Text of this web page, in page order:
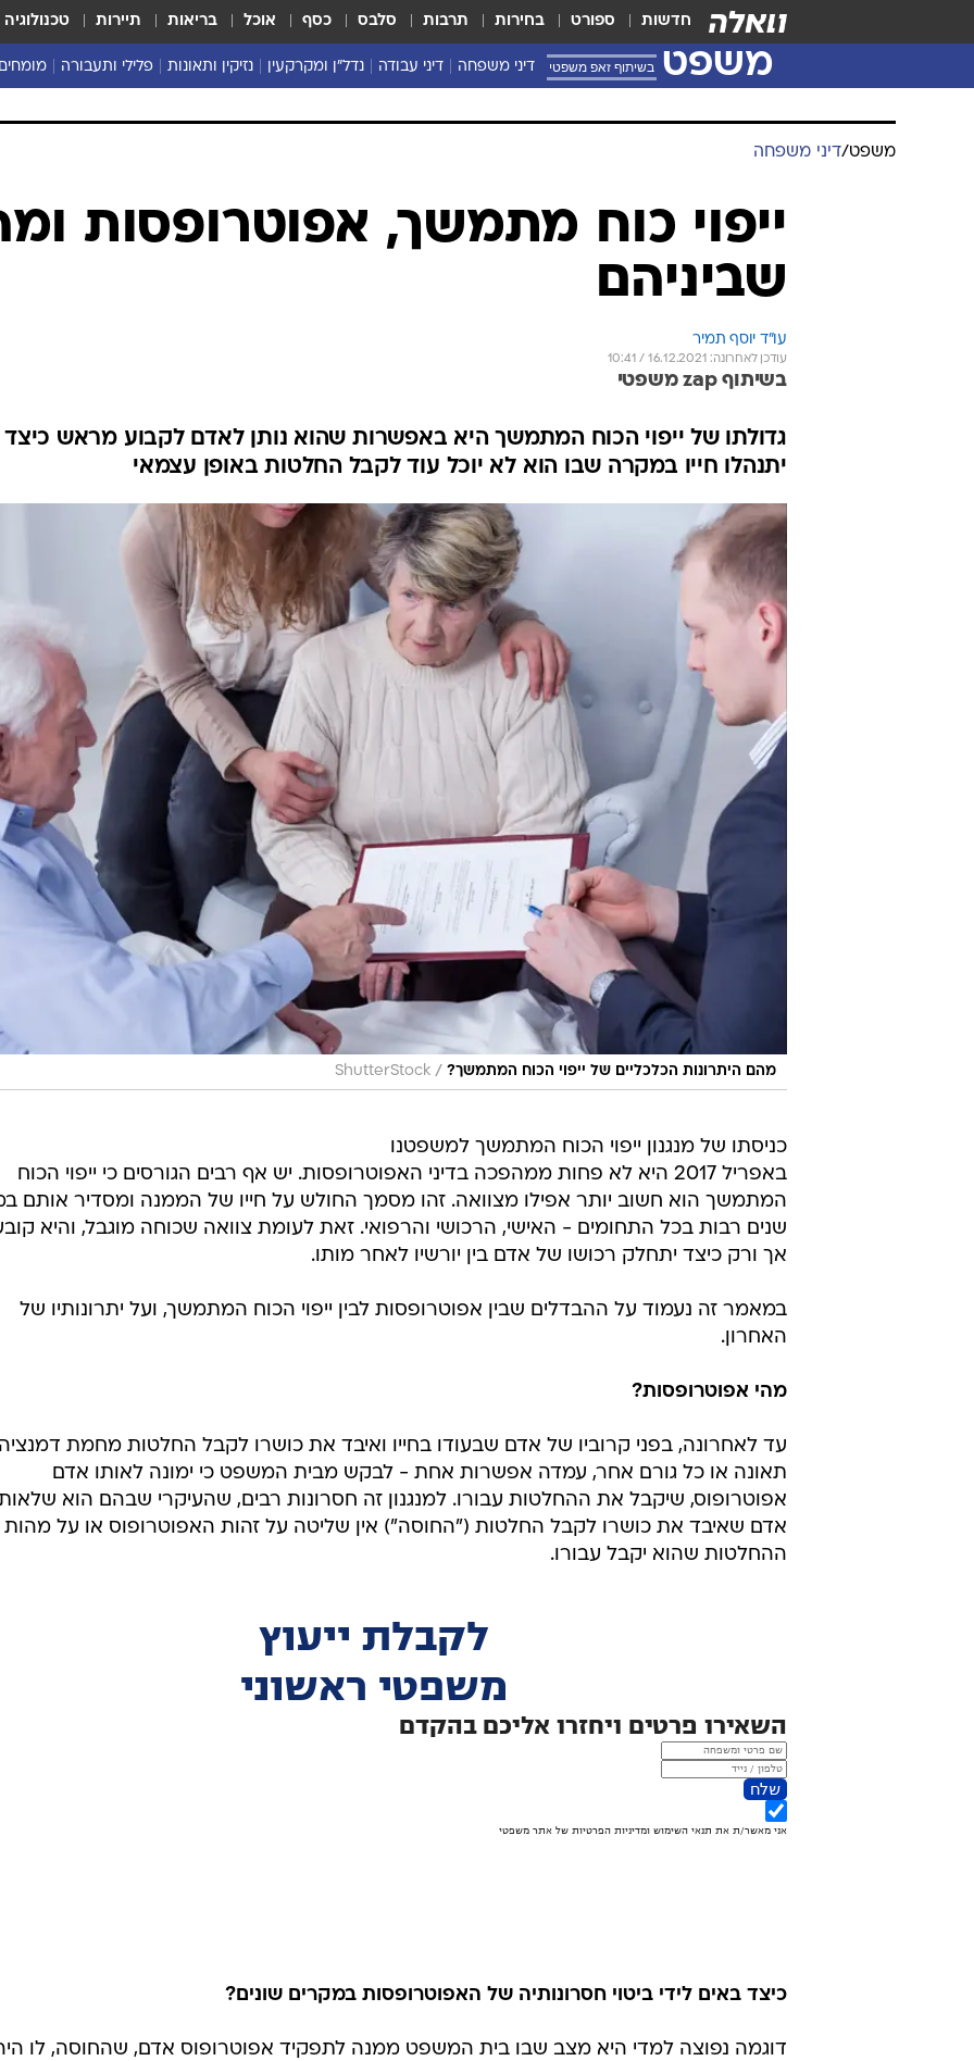
חדשות ספורט בחירות תרבות סלבס כסף אוכל בריאות תיירות טכנולוגיה
משפט בשיתוף זאפ משפטי דיני משפחה דיני עבודה נדל"ן ומקרקעין נזיקין ותאונות פלילי ותעבורה מומחים
משפט/דיני משפחה
ייפוי כוח מתמשך, אפוטרופסות
שביניהם
עו"ד יוסף תמיר
עודכן לאחרונה: 16.12.2021 / 10:41
בשיתוף zap משפטי
גדולתו של ייפוי הכוח המתמשך היא באפשרות שהוא נותן לאדם לקבוע מראש כיצד
יתנהלו חייו במקרה שבו הוא לא יוכל עוד לקבל החלטות באופן עצמאי
מהם היתרונות הכלכליים של ייפוי הכוח המתמשך? /
ShutterStock
כניסתו של מנגנון ייפוי הכוח המתמשך למשפטנו
באפריל 2017 היא לא פחות ממהפכה בדיני האפוטרופסות. יש אף רבים הגורסים כי ייפוי הכוח
המתמשך הוא חשוב יותר אפילו מצוואה. זהו מסמך החולש על חייו של הממנה ומסדיר אותם
שנים רבות בכל התחומים - האישי, הרכושי והרפואי. זאת לעומת צוואה שכוחה מוגבל, והיא
אך ורק כיצד יתחלק רכושו של אדם בין יורשיו לאחר מותו.
במאמר זה נעמוד על ההבדלים שבין אפוטרופסות לבין ייפוי הכוח המתמשך, ועל יתרונותיו של
האחרון.
מהי אפוטרופסות?
עד לאחרונה, בפני קרוביו של אדם שבעודו בחייו ואיבד את כושרו לקבל החלטות מחמת
תאונה או כל גורם אחר, עמדה אפשרות אחת - לבקש מבית המשפט כי ימונה לאותו אדם
אפוטרופוס, שיקבל את ההחלטות עבורו. למנגנון זה חסרונות רבים, שהעיקרי שבהם הוא
אדם שאיבד את כושרו לקבל החלטות ("החוסה") אין שליטה על זהות האפוטרופוס או על מהות
ההחלטות שהוא יקבל עבורו.
כיצד באים לידי ביטוי חסרונותיה של האפוטרופסות במקרים שונים?
דוגמה נפוצה למדי היא מצב שבו בית המשפט ממנה לתפקיד אפוטרופוס אדם, שהחוסה, לו